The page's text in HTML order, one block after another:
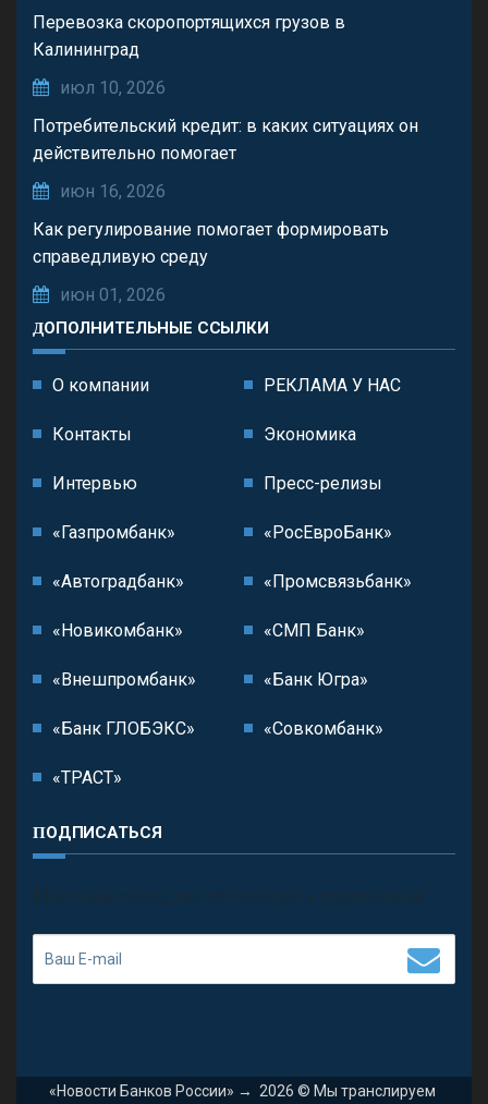
Перевозка скоропортящихся грузов в
Калининград
июл 10, 2026
Потребительский кредит: в каких ситуациях он
действительно помогает
июн 16, 2026
Как регулирование помогает формировать
справедливую среду
июн 01, 2026
ДОПОЛНИТЕЛЬНЫЕ ССЫЛКИ
О компании РЕКЛАМА У НАС
Контакты Экономика
Интервью Пресс-релизы
«Газпромбанк» «РосЕвроБанк»
«Автоградбанк» «Промсвязьбанк»
«Новикомбанк» «СМП Банк»
«Внешпромбанк» «Банк Югра»
«Банк ГЛОБЭКС» «Совкомбанк»
«ТРАСТ»
ПОДПИСАТЬСЯ
П олучить последние обновления и предложения.
«Новости Банков России» → 2026 © Мы транслируем